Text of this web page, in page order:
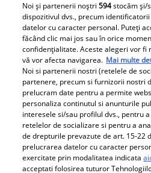
Theo Rose, primele declarații
Alex Leonte: „Am vrut să se
Theo Rose a vorbit pentru
de Alex Leonte, la câteva luni
meargă pe drumuri separate.
Parteneri
Noi și partenerii noștri594stocăm și/
dispozitivul dvs., precum
datelor cu caracter personal. Puteți
făcând clic mai jos sau în orice
confidențialitate. Aceste alegeri vor
vă vor afecta navigarea. Mai multe
Noi si partenerii nostri (retelele de
partenere, precum si furnizorii nostri
prelucram date pentru a permite
personaliza continutul si anunturile
interesele si/sau profilul dvs., pentru
retelelor de socializare si pentru a
de drepturile prevazute de art. 15-22
prelucrarea datelor cu caracter
exercitate prin modalitatea indicata
acceptati folosirea tuturor